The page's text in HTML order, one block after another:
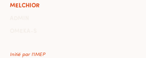
MELCHIOR
Initié par l'IMEP